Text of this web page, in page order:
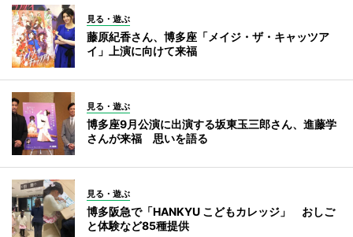
見る・遊ぶ
藤原紀香さん、博多座「メイジ・ザ・キャッツア
イ」上演に向けて来福
見る・遊ぶ
博多座9月公演に出演する坂東玉三郎さん、進藤学
さんが来福 思いを語る
見る・遊ぶ
博多阪急で「HANKYU こどもカレッジ」 おしご
と体験など85種提供